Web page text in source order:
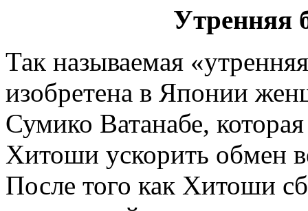
Утренняя
Так называемая
изобретена в Японии
Сумико Ватанабе,
Хитоши ускорить обмен
После того как Хитоши